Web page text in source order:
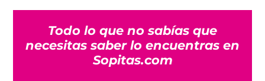
Todo lo que no sabías que
necesitas saber lo encuentras en
Sopitas.com